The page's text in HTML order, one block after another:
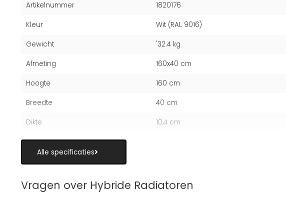
Artikelnummer 1820176
Kleur Wit (RAL 9016)
Gewicht '32.4 kg
Afmeting 160x40 cm
Hoogte 160 cm
Breedte 40 cm
Dikte 10,4 cm
Alle specificaties
Vragen over Hybride Radiatoren